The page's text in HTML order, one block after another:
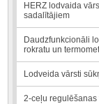
HERZ lodvaida
sadalītājiem
Daudzfunkcionāli
rokratu un
Lodveida vārsti
2-ceļu regulēšanas